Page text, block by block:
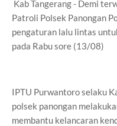
Kab Tangerang - Demi
Patroli Polsek Panongan
pengaturan lalu lintas
pada Rabu sore (13/08)
IPTU Purwantoro selaku
polsek panongan
membantu kelancaran